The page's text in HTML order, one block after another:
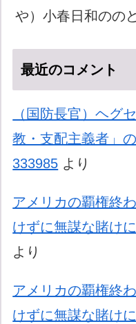
や）小春日和のの
最近のコメント
（国防長官）ヘグ
教・支配主義者」
333985 より
アメリカの覇権終
けずに無謀な賭け
より
アメリカの覇権終
けずに無謀な賭け